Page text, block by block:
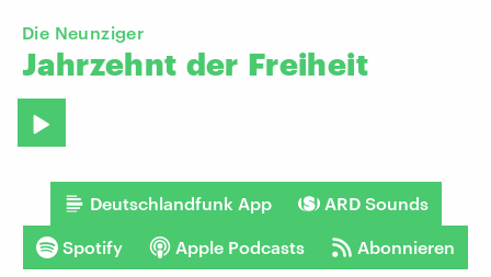
Die Neunziger
Jahrzehnt der Freiheit
Deutschlandfunk App ARD Sounds
Spotify Apple Podcasts Abonnieren